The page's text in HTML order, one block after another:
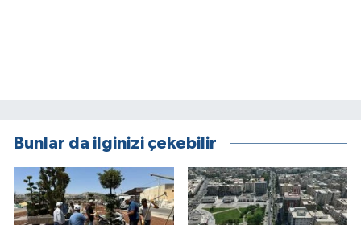
Bunlar da ilginizi çekebilir